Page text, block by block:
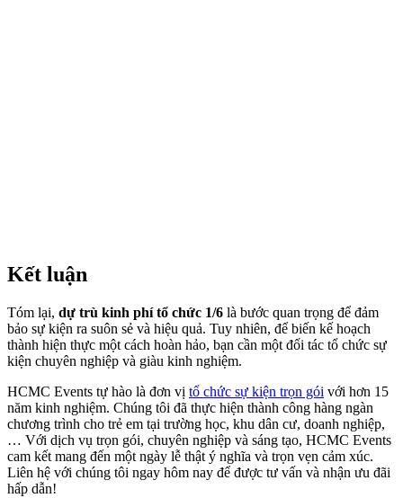
Kết luận
Tóm lại, ​dự trù kinh phí tổ chức 1/6 là bước quan trọng để đảm
bảo sự kiện ra suôn sẻ và hiệu quả. Tuy nhiên, để biến kế hoạch
thành hiện thực một cách hoàn hảo, bạn cần một đối tác tổ chức sự
kiện chuyên nghiệp và giàu kinh nghiệm.​
HCMC Events tự hào là đơn vị tổ chức sự kiện trọn gói với hơn 15
năm kinh nghiệm. Chúng tôi đã thực hiện thành công hàng ngàn
chương trình cho trẻ em tại trường học, khu dân cư, doanh nghiệp,
… Với dịch vụ trọn gói, chuyên nghiệp và sáng tạo, HCMC Events
cam kết mang đến một ngày lễ thật ý nghĩa và trọn vẹn cảm xúc.
Liên hệ với chúng tôi ngay hôm nay để được tư vấn và nhận ưu đãi
hấp dẫn!